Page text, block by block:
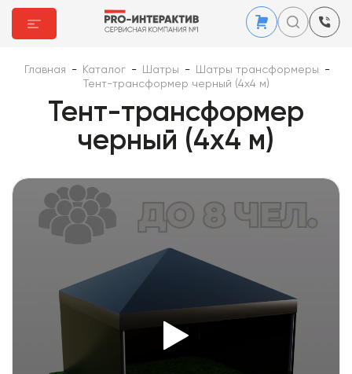
Главная - Каталог - Шатры - Шатры трансформеры
-
Тент-трансформер черный (4х4 м)
Тент-трансформер
черный (4х4 м)